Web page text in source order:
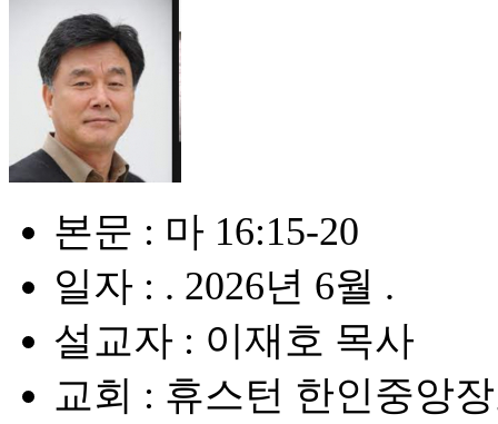
본문 : 마 16:15-20
일자 : . 2026년 6월 .
설교자 : 이재호 목사
교회 : 휴스턴 한인중앙